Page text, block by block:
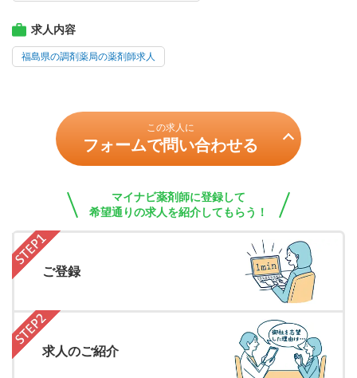
求人内容
福島県の調剤薬局の薬剤師求人
この求人に
フォームで問い合わせる
マイナビ薬剤師に登録して
希望通りの求人を紹介してもらう！
ご登録
求人のご紹介